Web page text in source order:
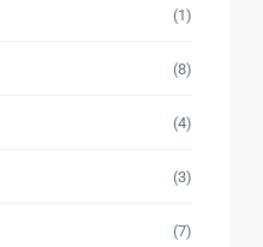
(1)
(8)
(4)
(3)
(7)